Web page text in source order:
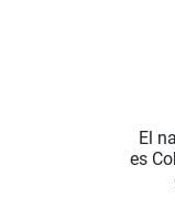
El
es